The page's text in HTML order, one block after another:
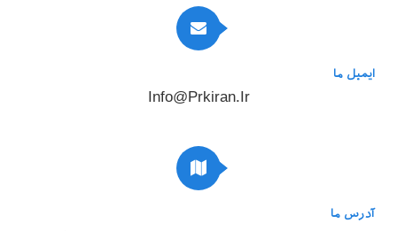
ایمیل ما
Info@prkiran.ir
آدرس ما